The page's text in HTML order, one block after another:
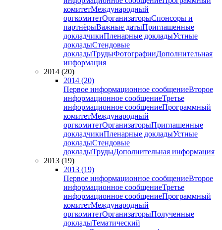
комитетМеждународный
оргкомитетОрганизаторыСпонсоры и
партнёрыВажные датыПриглашенные
докладчикиПленарные докладыУстные
докладыСтендовые
докладыТрудыФотографииДополнительная
информация
2014 (20)
2014 (20)
Первое информационное сообщениеВторое
информационное сообщениеТретье
информационное сообщениеПрограммный
комитетМеждународный
оргкомитетОрганизаторыПриглашенные
докладчикиПленарные докладыУстные
докладыСтендовые
докладыТрудыДополнительная информация
2013 (19)
2013 (19)
Первое информационное сообщениеВторое
информационное сообщениеТретье
информационное сообщениеПрограммный
комитетМеждународный
оргкомитетОрганизаторыПолученные
докладыТематический